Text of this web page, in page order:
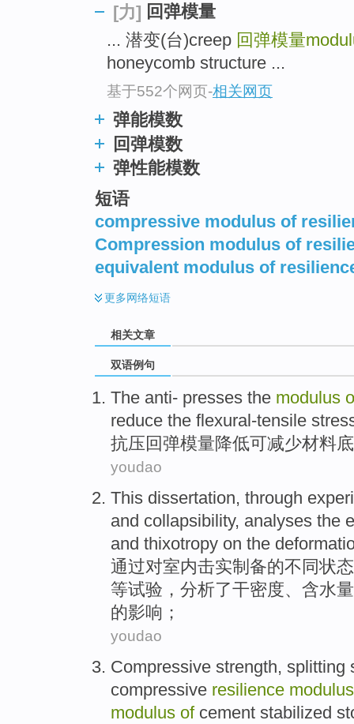
[力] 回弹模量
... 潜变(台)creep 回弹模量
honeycomb structure ...
基于552个网页-相关网页
弹能模数
回弹模数
弹性能模数
短语
compressive modulus of
Compression modulus of
equivalent modulus of
更多网络短语
相关文章
双语例句
The anti- presses the modulus
reduce the flexural-tensile
抗压回弹模量降低可减少材料
youdao
This dissertation, through
and collapsibility, analyses the
and thixotropy on the
通过对室内击实制备的不同状态
等试验 ， 分析了干密度、 含水量
的影响 ；
youdao
Compressive strength, splitting
compressive resilience modulus
modulus of cement stabilized